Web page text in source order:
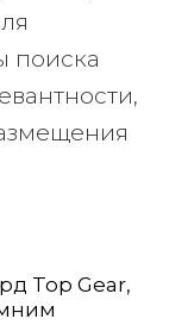
поиска
Top Gear,